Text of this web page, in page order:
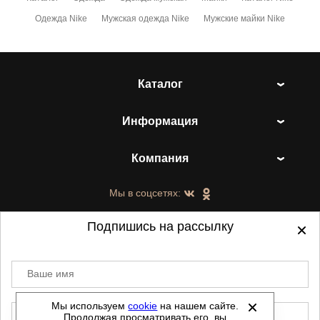
Одежда Nike Мужская одежда Nike Мужские майки Nike
Каталог
Информация
Компания
Мы в соцсетях:
©2021-2026 - ShoesTown.ru - все права
защищены.
Мы используемcookie на нашем сайте.
Продолжая просматривать его, вы
Подпишись на рассылку
Ваше имя